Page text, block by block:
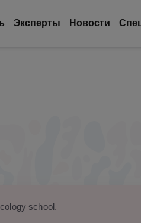
Эксперты Новости
school.